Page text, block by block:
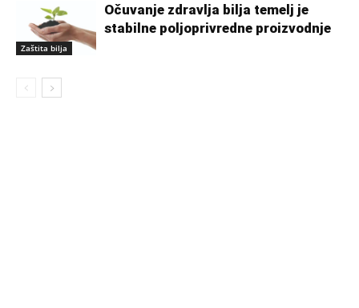
Zaštita bilja
Očuvanje zdravlja bilja temelj je
stabilne poljoprivredne proizvodnje